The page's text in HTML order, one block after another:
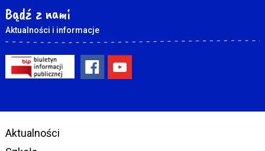
Bądź z nami
Aktualności i informacje
Aktualności